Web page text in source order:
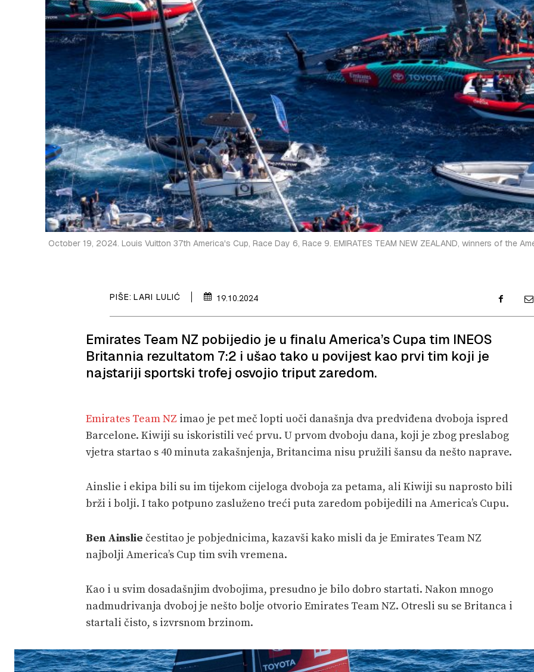
October 19, 2024. Louis Vuitton 37th America's Cup, Race Day 6, Race 9. EMIRATES TEAM NEW ZEALAND, winners of the
PIŠE: LARI LULIĆ 19.10.2024
Emirates Team NZ pobijedio je u finalu America’s Cupa tim INEOS
Britannia rezultatom 7:2 i ušao tako u povijest kao prvi tim koji je
najstariji sportski trofej osvojio triput zaredom.
Emirates Team NZ imao je pet meč lopti uoči današnja dva predviđena dvoboja ispred
Barcelone. Kiwiji su iskoristili već prvu. U prvom dvoboju dana, koji je zbog preslabog
vjetra startao s 40 minuta zakašnjenja, Britancima nisu pružili šansu da nešto naprave.
Ainslie i ekipa bili su im tijekom cijeloga dvoboja za petama, ali Kiwiji su naprosto bili
brži i bolji. I tako potpuno zasluženo treći puta zaredom pobijedili na America’s Cupu.
Ben Ainslie čestitao je pobjednicima, kazavši kako misli da je Emirates Team NZ
najbolji America’s Cup tim svih vremena.
Kao i u svim dosadašnjim dvobojima, presudno je bilo dobro startati. Nakon mnogo
nadmudrivanja dvoboj je nešto bolje otvorio Emirates Team NZ. Otresli su se Britanca i
startali čisto, s izvrsnom brzinom.